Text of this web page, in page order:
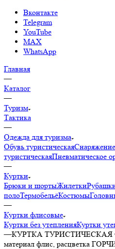
Вконтакте
Telegram
YouTube
MAX
WhatsApp
Главная
—
Каталог
—
Туризм
Тактика
—
Одежда для туризма
Обувь туристическая
туристическаяПневматическое
—
Куртки
Брюки и шортыЖилетки
полоТермобельёКостюмы
—
Куртки флисовые
Куртки без утепленияКуртки
—КУРТКА
материал флис, расцветка